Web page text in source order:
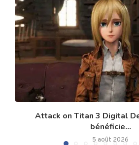
Attack on Titan 3 Digital
bénéficie...
5 août 2026